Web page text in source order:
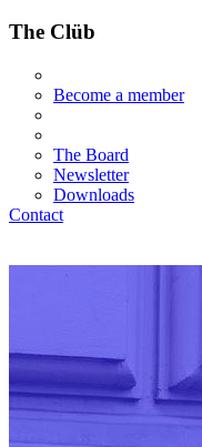
The Clüb
Become a member
The Board
Newsletter
Downloads
Contact